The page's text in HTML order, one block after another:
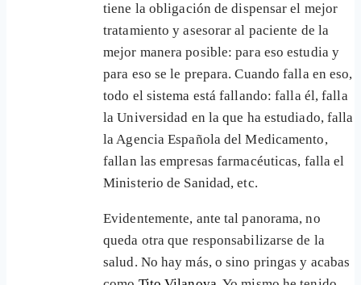
tiene la obligación de dispensar el mejor
tratamiento y asesorar al paciente de la
mejor manera posible: para eso estudia y
para eso se le prepara. Cuando falla en eso,
todo el sistema está fallando: falla él, falla
la Universidad en la que ha estudiado, falla
la Agencia Española del Medicamento,
fallan las empresas farmacéuticas, falla el
Ministerio de Sanidad, etc.
Evidentemente, ante tal panorama, no
queda otra que responsabilizarse de la
salud. No hay más, o sino pringas y acabas